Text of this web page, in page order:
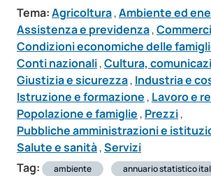
Tema:Agricoltura,Ambiente ed
Assistenza e previdenza,
Condizioni economiche delle
Conti nazionali,Cultura,
Giustizia e sicurezza, Industria e
Istruzione e formazione , Lavoro e
Popolazione e famiglie , Prezzi,
Pubbliche amministrazioni e
Salute e sanità,Servizi
Tag:
ambiente
annuario statistico